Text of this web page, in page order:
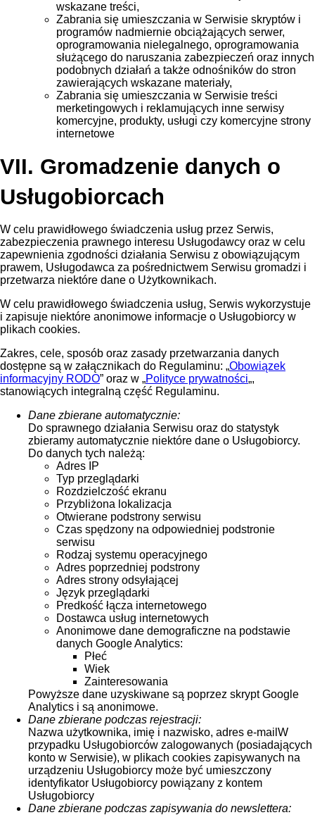
wskazane treści,
Zabrania się umieszczania w Serwisie skryptów i
programów nadmiernie obciążających serwer,
oprogramowania nielegalnego, oprogramowania
służącego do naruszania zabezpieczeń oraz innych
podobnych działań a także odnośników do stron
zawierających wskazane materiały,
Zabrania się umieszczania w Serwisie treści
merketingowych i reklamujących inne serwisy
komercyjne, produkty, usługi czy komercyjne strony
internetowe
VII. Gromadzenie danych o
Usługobiorcach
W celu prawidłowego świadczenia usług przez Serwis,
zabezpieczenia prawnego interesu Usługodawcy oraz w celu
zapewnienia zgodności działania Serwisu z obowiązującym
prawem, Usługodawca za pośrednictwem Serwisu gromadzi i
przetwarza niektóre dane o Użytkownikach.
W celu prawidłowego świadczenia usług, Serwis wykorzystuje
i zapisuje niektóre anonimowe informacje o Usługobiorcy w
plikach cookies.
Zakres, cele, sposób oraz zasady przetwarzania danych
dostępne są w załącznikach do Regulaminu: „Obowiązek
informacyjny RODO” oraz w „Polityce prywatności„,
stanowiących integralną część Regulaminu.
Dane zbierane automatycznie:
Do sprawnego działania Serwisu oraz do statystyk
zbieramy automatycznie niektóre dane o Usługobiorcy.
Do danych tych należą:
Adres IP
Typ przeglądarki
Rozdzielczość ekranu
Przybliżona lokalizacja
Otwierane podstrony serwisu
Czas spędzony na odpowiedniej podstronie
serwisu
Rodzaj systemu operacyjnego
Adres poprzedniej podstrony
Adres strony odsyłającej
Język przeglądarki
Predkość łącza internetowego
Dostawca usług internetowych
Anonimowe dane demograficzne na podstawie
danych Google Analytics:
Płeć
Wiek
Zainteresowania
Powyższe dane uzyskiwane są poprzez skrypt Google
Analytics i są anonimowe.
Dane zbierane podczas rejestracji:
Nazwa użytkownika, imię i nazwisko, adres e-mailW
przypadku Usługobiorców zalogowanych (posiadających
konto w Serwisie), w plikach cookies zapisywanych na
urządzeniu Usługobiorcy może być umieszczony
identyfikator Usługobiorcy powiązany z kontem
Usługobiorcy
Dane zbierane podczas zapisywania do newslettera: